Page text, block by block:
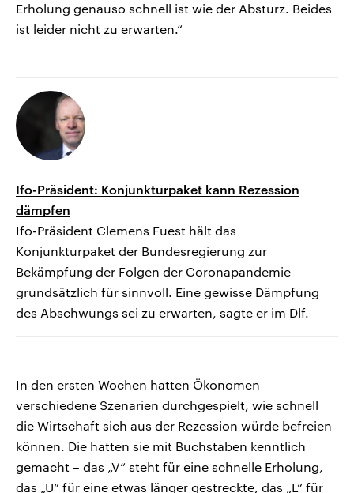
Erholung genauso schnell ist wie der Absturz. Beides
ist leider nicht zu erwarten.“
Ifo-Präsident: Konjunkturpaket kann Rezession
dämpfen
Ifo-Präsident Clemens Fuest hält das
Konjunkturpaket der Bundesregierung zur
Bekämpfung der Folgen der Coronapandemie
grundsätzlich für sinnvoll. Eine gewisse Dämpfung
des Abschwungs sei zu erwarten, sagte er im Dlf.
In den ersten Wochen hatten Ökonomen
verschiedene Szenarien durchgespielt, wie schnell
die Wirtschaft sich aus der Rezession würde befreien
können. Die hatten sie mit Buchstaben kenntlich
gemacht – das „V“ steht für eine schnelle Erholung,
das „U“ für eine etwas länger gestreckte, das „L“ für